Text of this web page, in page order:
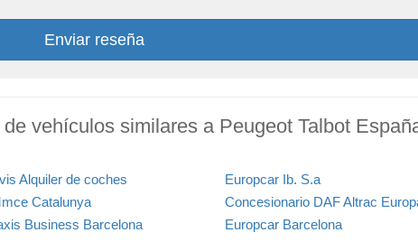
Enviar reseña
vehículos similares a Peugeot Talbot
Alquiler de coches
Europcar Ib. S.a
Catalunya
Concesionario DAF Altrac
Business Barcelona
Europcar Barcelona